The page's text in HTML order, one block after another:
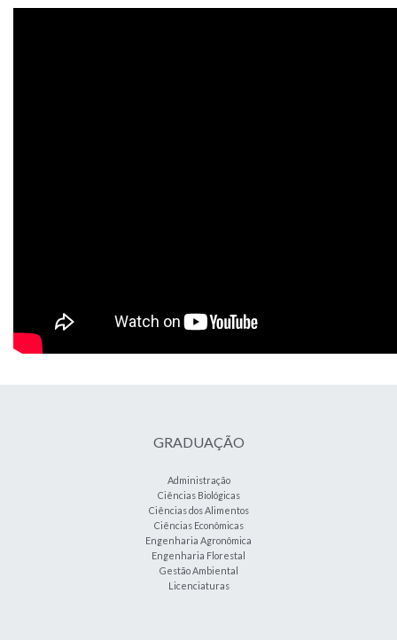
GRADUAÇÃO
Administração
Ciências Biológicas
Ciências dos Alimentos
Ciências Econômicas
Engenharia Agronômica
Engenharia Florestal
Gestão Ambiental
Licenciaturas